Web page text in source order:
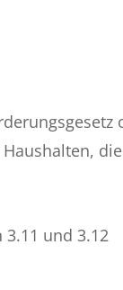
und 3.12